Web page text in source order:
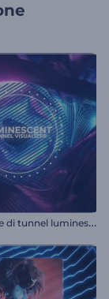
V
isualizzatore di tunnel luminescenti